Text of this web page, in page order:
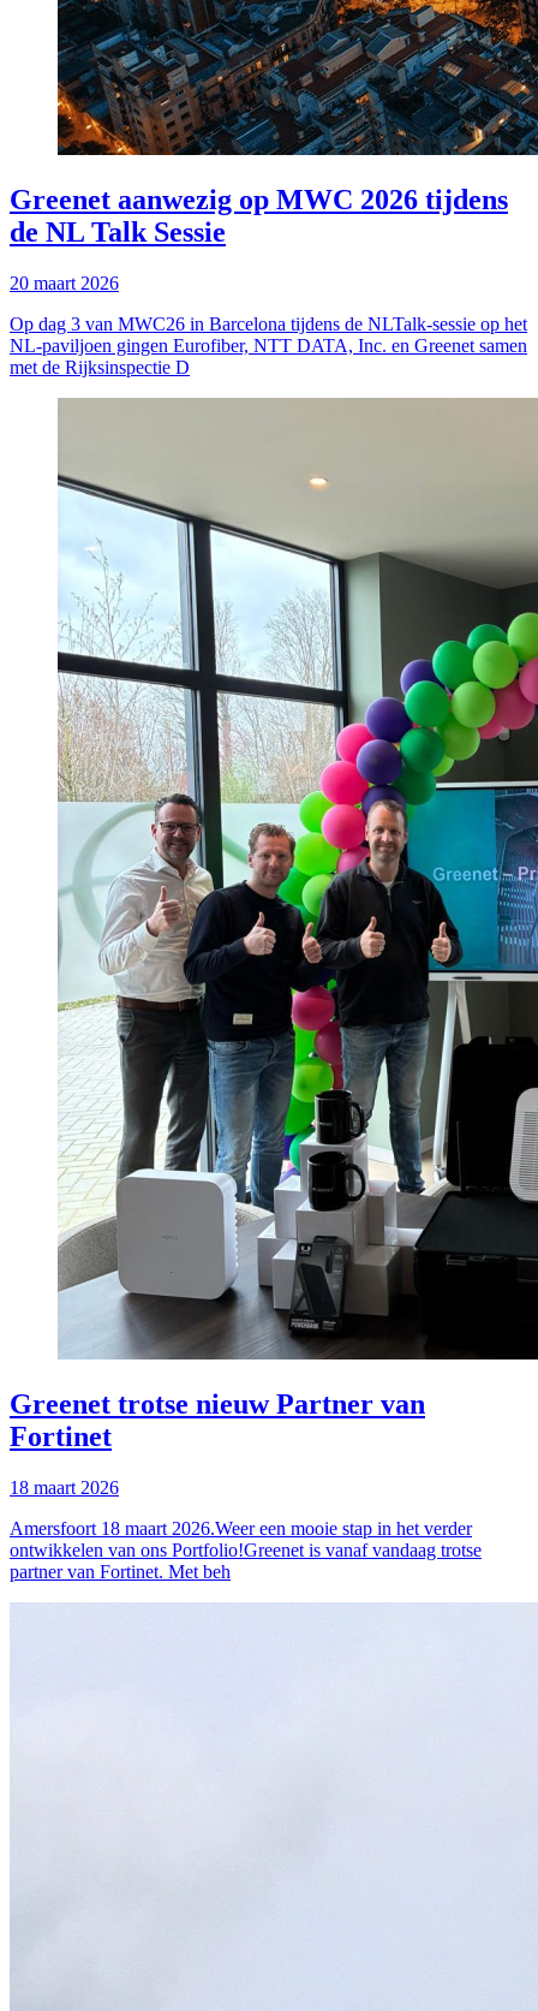
Greenet aanwezig op MWC 2026 tijdens
de NL Talk Sessie
20 maart 2026
Op dag 3 van MWC26 in Barcelona tijdens de NLTalk‑sessie op het
NL-paviljoen gingen Eurofiber, NTT DATA, Inc. en Greenet samen
met de Rijksinspectie D
Greenet trotse nieuw Partner van
Fortinet
18 maart 2026
Amersfoort 18 maart 2026.Weer een mooie stap in het verder
ontwikkelen van ons Portfolio!Greenet is vanaf vandaag trotse
partner van Fortinet. Met beh